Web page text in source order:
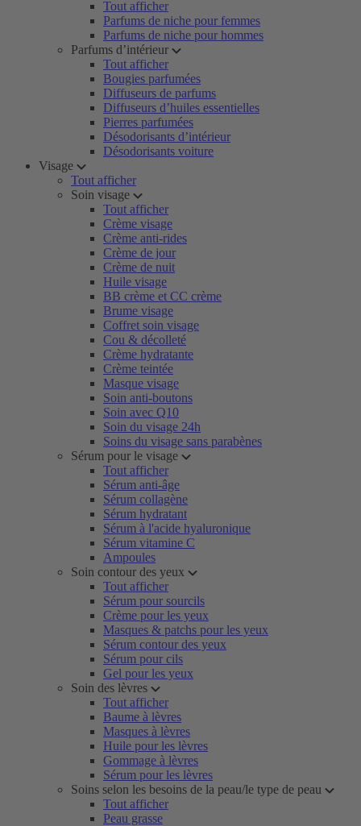
Tout afficher
Parfums de niche pour femmes
Parfums de niche pour hommes
Parfums d’intérieur
Tout afficher
Bougies parfumées
Diffuseurs de parfums
Diffuseurs d’huiles essentielles
Pierres parfumées
Désodorisants d’intérieur
Désodorisants voiture
Visage
Tout afficher
Soin visage
Tout afficher
Crème visage
Crème anti-rides
Crème de jour
Crème de nuit
Huile visage
BB crème et CC crème
Brume visage
Coffret soin visage
Cou & décolleté
Crème hydratante
Crème teintée
Masque visage
Soin anti-boutons
Soin avec Q10
Soin du visage 24h
Soins du visage sans parabènes
Sérum pour le visage
Tout afficher
Sérum anti-âge
Sérum collagène
Sérum hydratant
Sérum à l'acide hyaluronique
Sérum vitamine C
Ampoules
Soin contour des yeux
Tout afficher
Sérum pour sourcils
Crème pour les yeux
Masques & patchs pour les yeux
Sérum contour des yeux
Sérum pour cils
Gel pour les yeux
Soin des lèvres
Tout afficher
Baume à lèvres
Masques à lèvres
Huile pour les lèvres
Gommage à lèvres
Sérum pour les lèvres
Soins selon les besoins de la peau/le type de peau
Tout afficher
Peau grasse